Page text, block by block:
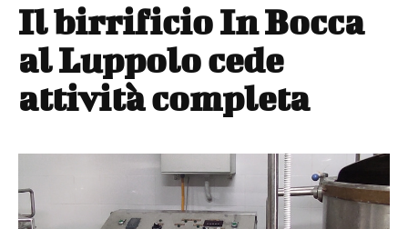
Il birrificio In Bocca
al Luppolo cede
attività completa